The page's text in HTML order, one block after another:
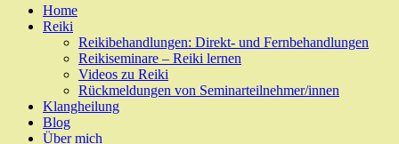
Skip
Home
Reiki
Reikibehandlungen: Direkt- und Fernbehandlungen
Reikiseminare – Reiki lernen
Videos zu Reiki
Rückmeldungen von Seminarteilnehmer/innen
Klangheilung
Blog
Über mich